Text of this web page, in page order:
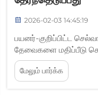
2026-02-03 14:45:19
பயனர்-குறிப்பிட்ட
தேவைகளை மதிப்பீடு
மற்றும் சுதந்திரமான
ஒருவரின் மேல் உடல்
காரில் அசைந்து
மேலும் பார்க்க